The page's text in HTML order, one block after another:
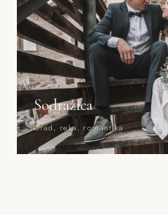
Sodražica
Grad, reka, romantika